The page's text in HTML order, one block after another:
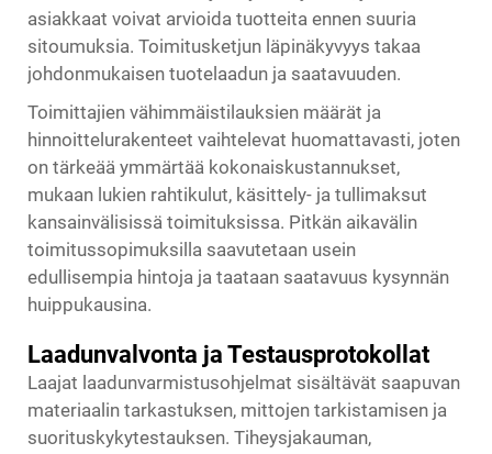
asiakkaat voivat arvioida tuotteita ennen suuria
sitoumuksia. Toimitusketjun läpinäkyvyys takaa
johdonmukaisen tuotelaadun ja saatavuuden.
Toimittajien vähimmäistilauksien määrät ja
hinnoittelurakenteet vaihtelevat huomattavasti, joten
on tärkeää ymmärtää kokonaiskustannukset,
mukaan lukien rahtikulut, käsittely- ja tullimaksut
kansainvälisissä toimituksissa. Pitkän aikavälin
toimitussopimuksilla saavutetaan usein
edullisempia hintoja ja taataan saatavuus kysynnän
huippukausina.
Laadunvalvonta ja Testausprotokollat
Laajat laadunvarmistusohjelmat sisältävät saapuvan
materiaalin tarkastuksen, mittojen tarkistamisen ja
suorituskykytestauksen. Tiheysjakauman,